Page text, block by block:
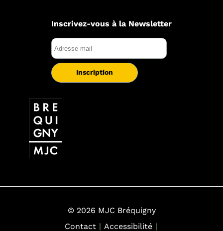
Inscrivez-vous à la Newsletter
© 2026 MJC Bréquigny
Contact
Accessibilité